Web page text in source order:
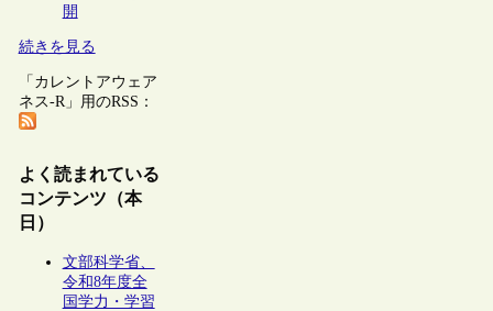
開
続きを見る
「カレントアウェア
ネス-R」用のRSS：
よく読まれている
コンテンツ（本
日）
文部科学省、
令和8年度全
国学力・学習